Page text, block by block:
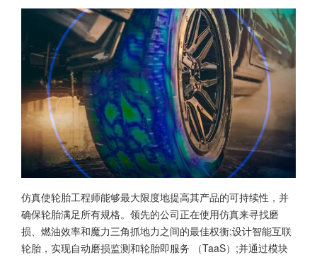
仿真使轮胎工程师能够最大限度地提高其产品的可持续性，并
确保轮胎满足所有规格。领先的公司正在使用仿真来寻找磨
损、燃油效率和魔力三角抓地力之间的最佳权衡;设计智能互联
轮胎，实现自动磨损监测和轮胎即服务 （TaaS）;并通过模块